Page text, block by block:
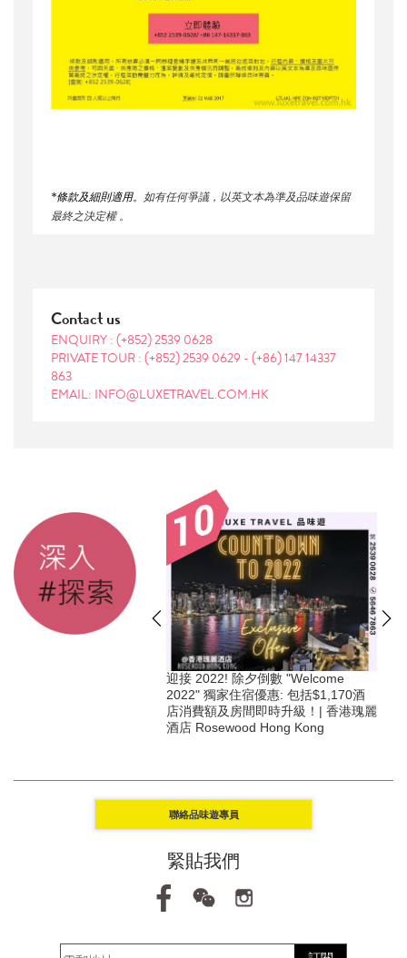
*條款及細則適用。 如有任何爭議，以英文本為準及品味遊保留
最終之決定權 。
Contact us
ENQUIRY : (+852) 2539 0628
PRIVATE TOUR : (+852) 2539 0629 - (+86) 147 14337
863
EMAIL: INFO@LUXETRAVEL.COM.HK
迎接 2022! 除夕倒數 "Welcome
2022" 獨家住宿優惠: 包括$1,170酒
店消費額及房間即時升級！| 香港瑰麗
酒店 Rosewood Hong Kong
聯絡品味遊專員
緊貼我們